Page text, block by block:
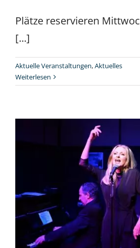
Plätze reservieren
[...]
Aktuelle Veranstaltungen,Aktuelles
Weiterlesen